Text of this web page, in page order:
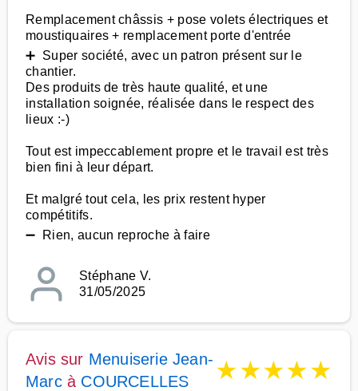
Remplacement châssis + pose volets électriques et
moustiquaires + remplacement porte d'entrée
➕ Super société, avec un patron présent sur le
chantier.
Des produits de très haute qualité, et une
installation soignée, réalisée dans le respect des
lieux :-)
Tout est impeccablement propre et le travail est très
bien fini à leur départ.
Et malgré tout cela, les prix restent hyper
compétitifs.
➖ Rien, aucun reproche à faire
Stéphane V.
31/05/2025
Avis sur Menuiserie Jean-
Marcà COURCELLES ★★★★★